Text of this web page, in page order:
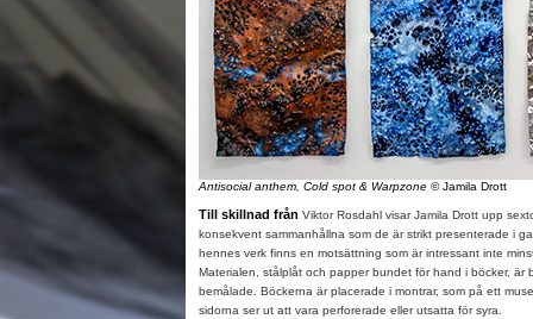
Antisocial anthem, Cold spot & Warpzone© Jamila Drott
Till skillnad från Viktor Rosdahl visar Jamila Drott upp
konsekvent sammanhållna som de är strikt presenterade i
hennes verk finns en motsättning som är intressant inte
Materialen, stålplåt och papper bundet för hand i böcker, är
bemålade. Böckerna är placerade i montrar, som på ett
sidorna ser ut att vara perforerade eller utsatta för syra.